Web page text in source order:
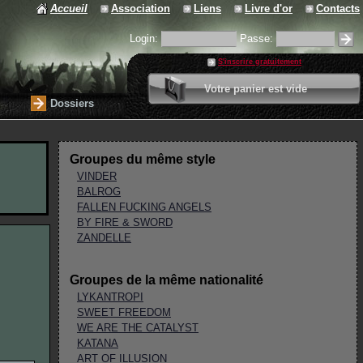
Accueil Association Liens Livre d'or Contacts
Login: Passe:
S'inscrire gratuitement
Votre panier est vide
0 article
Valider votre panier
Dossiers
Groupes du même style
VINDER
BALROG
FALLEN FUCKING ANGELS
BY FIRE & SWORD
ZANDELLE
Groupes de la même nationalité
LYKANTROPI
SWEET FREEDOM
WE ARE THE CATALYST
KATANA
ART OF ILLUSION